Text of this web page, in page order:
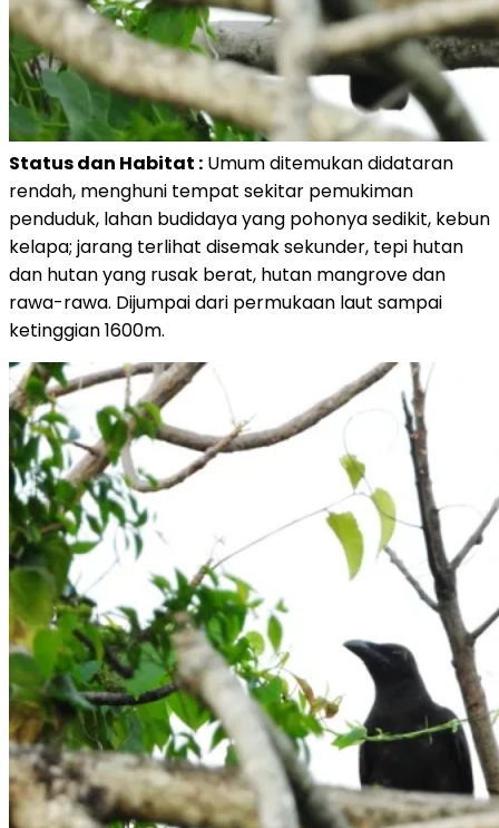
Status dan Habitat : Umum ditemukan didataran
rendah, menghuni tempat sekitar pemukiman
penduduk, lahan budidaya yang pohonya sedikit, kebun
kelapa; jarang terlihat disemak sekunder, tepi hutan
dan hutan yang rusak berat, hutan mangrove dan
rawa-rawa. Dijumpai dari permukaan laut sampai
ketinggian 1600m.